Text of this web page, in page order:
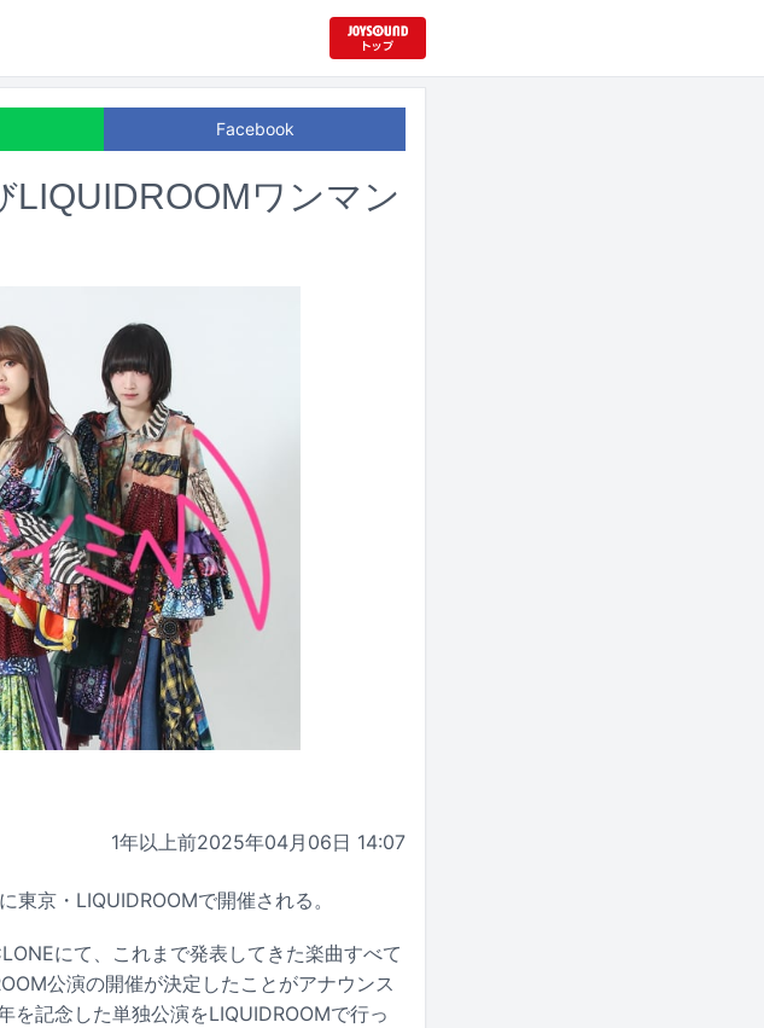
Facebook
ワンマン
1年以上前2025年04月06日 14:07
京・LIQUIDROOMで開催される。
にて、これまで発表してきた楽曲すべて
公演の開催が決定したことがアナウンス
記念した単独公演をLIQUIDROOMで行っ